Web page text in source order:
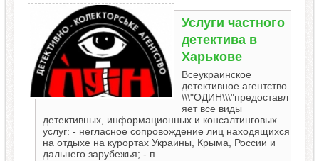
Услуги частного
детектива в
Харькове
Всеукраинское
детективное агентство
\\\"ОДИН\\\"предоставл
яет все виды
детективных, информационных и консалтинговых
услуг: - негласное сопровождение лиц находящихся
на отдыхе на курортах Украины, Крыма, России и
дальнего зарубежья; - п...